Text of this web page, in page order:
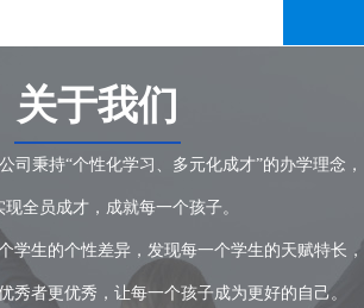
关于我们
司秉持“个性化学习、多元化成才”的办学理念，
现全员成才，成就每一个孩子。
学生的个性差异，发现每一个学生的天赋特长，
秀者更优秀，让每一个孩子成为更好的自己。